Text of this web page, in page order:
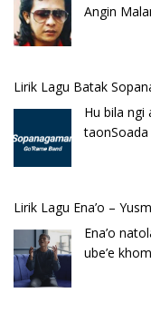
Angin
Lirik Lagu Batak
Hu bila
Lirik Lagu Ena’o –
Ena’o
ube’e